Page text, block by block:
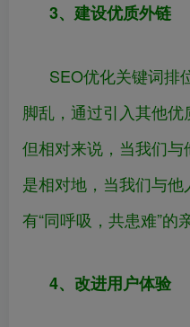
3、建设优质外链
SEO优化关键词排
脚乱，通过引入其他优
但相对来说，当我们
是相对地，当我们与
有“同呼吸，共患难”的
4、改进用户体验